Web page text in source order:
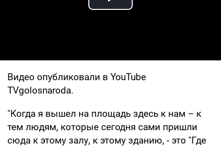
Play Video
Видео опубликовали в YouTube
TVgolosnaroda.
"Когда я вышел на площадь здесь к нам – к
тем людям, которые сегодня сами пришли
сюда к этому залу, к этому зданию, - это "Где